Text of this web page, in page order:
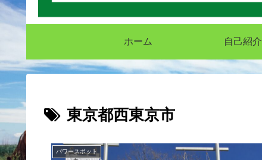
ホーム 自己紹介
東京都西東京市
パワースポット